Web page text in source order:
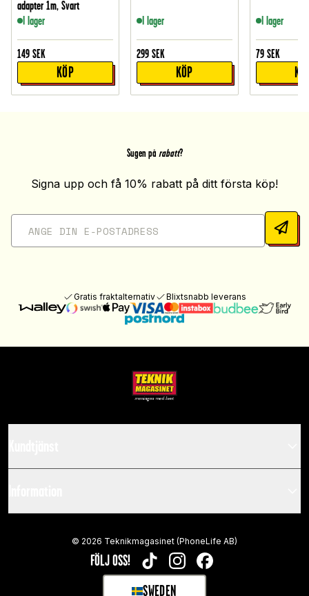
adapter 1m, Svart
I lager
149 SEK
KÖP
I lager
299 SEK
KÖP
I lager
79 SEK
Sugen på rabatt?
Signa upp och få 10% rabatt på ditt första köp!
Gratis fraktalternativ Blixtsnabb leverans
FÖLJ OSS! TIKTOKINSTAGRAMFACEBOOK
SWEDEN
© 2026 Teknikmagasinet (PhoneLife AB)